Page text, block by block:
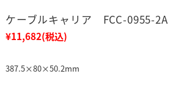
ケーブルキャリア FCC-0955-2A
¥11,682(税込)
387.5×80×50.2mm